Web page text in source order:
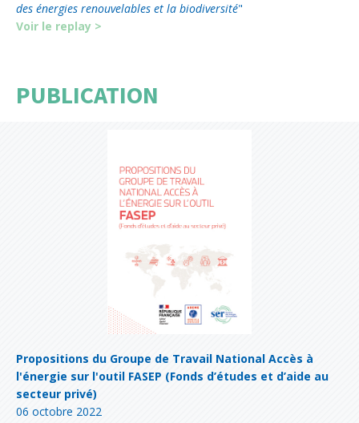
des énergies renouvelables et la biodiversité"
Voir le replay >
PUBLICATION
Propositions du Groupe de Travail National Accès à
l'énergie sur l'outil FASEP (Fonds d’études et d’aide au
secteur privé)
06 octobre 2022